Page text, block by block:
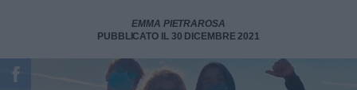
EMMA PIETRAROSA
PUBBLICATO IL 30 DICEMBRE 2021